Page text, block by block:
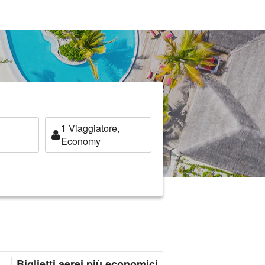
1 Viaggiatore,
Economy